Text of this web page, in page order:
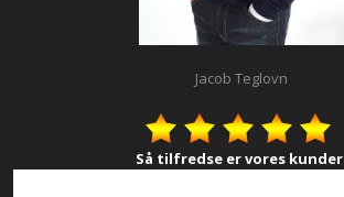
Jacob Teglovn
Så tilfredse er vores